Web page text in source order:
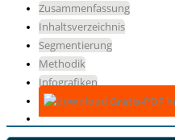
Zusammenfassung
Inhaltsverzeichnis
Segmentierung
Methodik
Infografiken
Gratis-PDF